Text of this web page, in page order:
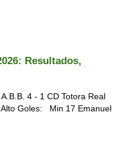
Resultados,
4 - 1 CD Totora Real
Goles: Min 17 Emanuel